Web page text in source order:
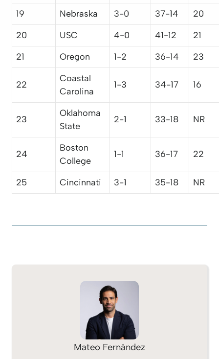
19 Nebraska 3-0 37-14
20
20
USC 4-0 41-12
21
21
Oregon 1-2 36-14 23
22
Coastal
Carolina
1-3 34-17 16
23
Oklahoma
State
2-1 33-18 NR
24
Boston
College
1-1 36-17 22
25 Cincinnati 3-1 35-18 NR
Mateo Fernández